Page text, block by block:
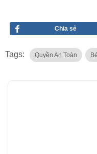
Chia sẻ
Tags: Quyền An Toàn